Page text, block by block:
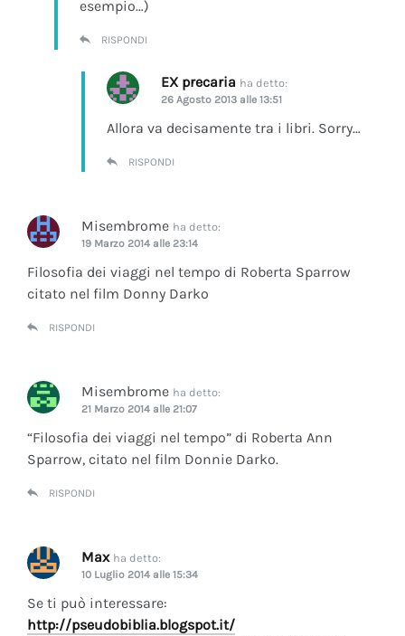
esempio…)
RISPONDI
EX precaria ha detto:
26 Agosto 2013 alle 13:51
Allora va decisamente tra i libri. Sorry…
RISPONDI
Misembrome ha detto:
19 Marzo 2014 alle 23:14
Filosofia dei viaggi nel tempo di Roberta Sparrow
citato nel film Donny Darko
RISPONDI
Misembrome ha detto:
21 Marzo 2014 alle 21:07
“Filosofia dei viaggi nel tempo” di Roberta Ann
Sparrow, citato nel film Donnie Darko.
RISPONDI
Max ha detto:
10 Luglio 2014 alle 15:34
Se ti può interessare:
http://pseudobiblia.blogspot.it/